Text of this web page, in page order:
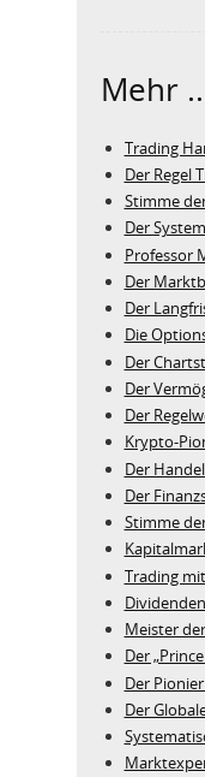
Mehr
Trading
Der Regel
Stimme
Der
Professor
Der
Der
Die
Der
Der
Der
Krypto-
Der
Der
Stimme
Trading
Meister
Der
Der
Der